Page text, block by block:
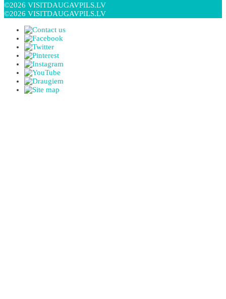
©2026 VISITDAUGAVPILS.LV
©2026 VISITDAUGAVPILS.LV